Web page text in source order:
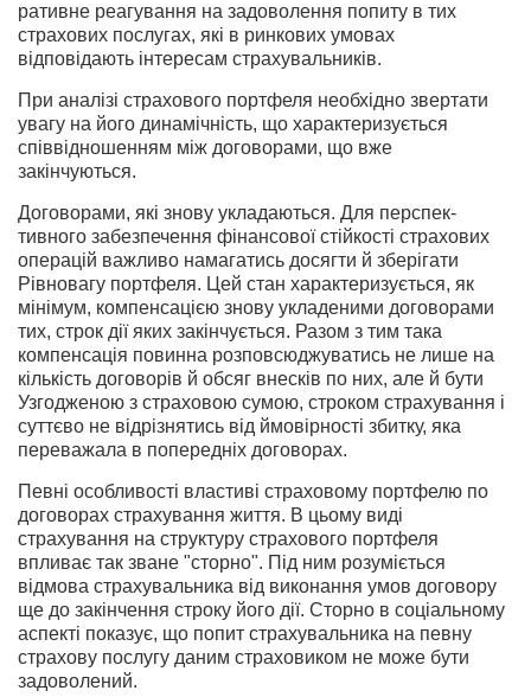
ративне реагування на задоволення попиту в тих
страхових послугах, які в ринкових умовах
відповідають інтересам страхувальників.
При аналізі страхового портфеля необхідно звертати
увагу на його динамічність, що характеризується
співвідношенням між договорами, що вже
закінчуються.
Договорами, які знову укладаються. Для перспек­
тивного забезпечення фінансової стійкості страхових
операцій важливо намагатись досягти й зберігати
Рівновагу портфеля. Цей стан характеризується, як
мінімум, компенсацією знову укладеними договорами
тих, строк дії яких закінчується. Разом з тим така
компенсація повинна розповсюджуватись не лише на
кількість договорів й обсяг внесків по них, але й бути
Узгодженою з страховою сумою, строком страхування і
суттєво не відрізнятись від ймовірності збитку, яка
переважала в попередніх договорах.
Певні особливості властиві страховому портфелю по
договорах страхування життя. В цьому виді
страхування на структуру страхового портфеля
впливає так зване "сторно". Під ним розуміється
відмова страхувальника від виконання умов договору
ще до закінчення строку його дії. Сторно в соціальному
аспекті показує, що попит страхувальника на певну
страхову послугу даним стра­ховиком не може бути
задоволений.